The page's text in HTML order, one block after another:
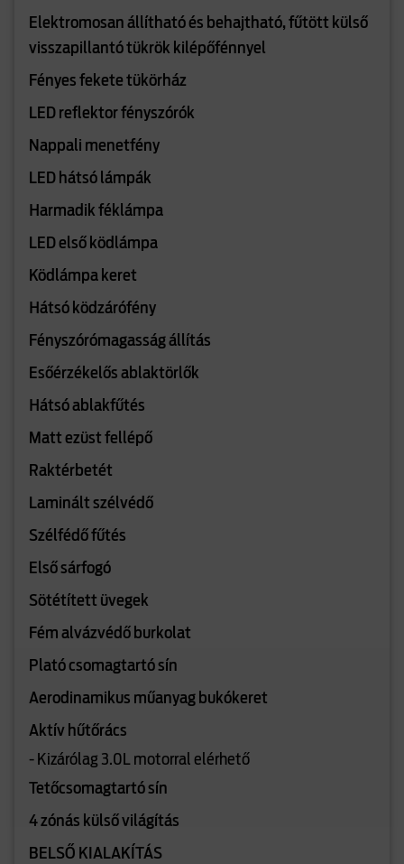
Elektromosan állítható és behajtható, fűtött külső
visszapillantó tükrök kilépőfénnyel
Fényes fekete tükörház
LED reflektor fényszórók
Nappali menetfény
LED hátsó lámpák
Harmadik féklámpa
LED első ködlámpa
Ködlámpa keret
Hátsó ködzárófény
Fényszórómagasság állítás
Esőérzékelős ablaktörlők
Hátsó ablakfűtés
Matt ezüst fellépő
Raktérbetét
Laminált szélvédő
Szélfédő fűtés
Első sárfogó
Sötétített üvegek
Fém alvázvédő burkolat
Plató csomagtartó sín
Aerodinamikus műanyag bukókeret
Aktív hűtőrács
- Kizárólag 3.0L motorral elérhető
Tetőcsomagtartó sín
4 zónás külső világítás
BELSŐ KIALAKÍTÁS